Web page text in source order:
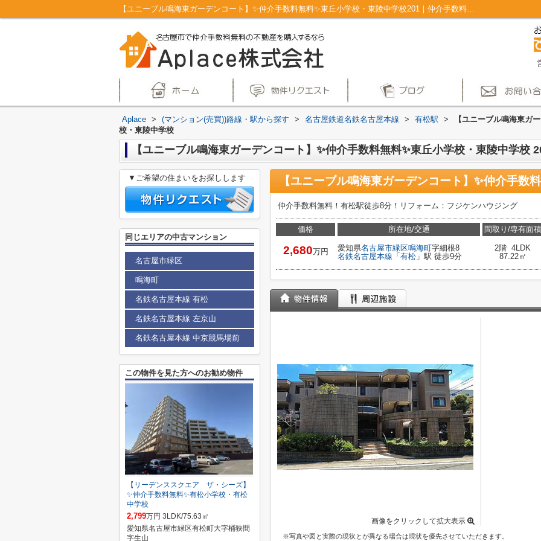
【ユニーブル鳴海東ガーデンコート】✨️仲介手数料無料✨️東丘小学校・東陵中学校201｜仲介手数料無料 火災警報器(報知器) クロゼット バルコニー 対面式キッチン｜仲介手数料無料！名古屋市で新築戸建てを探すならAplace
Aplace > (マンション(売買))路線・駅から探す > 名古屋鉄道名鉄名古屋本線 > 有松駅 >
【ユニーブル鳴海東ガ
校・東陵中学校
【ユニーブル鳴海東ガーデンコート】✨️仲介手数料無料✨️東丘小学校・東陵中学校
仲介手数料無料！有松駅徒歩8分！リフォーム：フジケンハウジング
価格
2,680万円
所在地/交通
愛知県名古屋市緑区鳴海町字細根8
名鉄名古屋本線 「 有松 」駅 徒歩9分
間取り/専有面積
2階 4LDK
87.22㎡
画像をクリックして拡大表示
※写真や図と実際の現状とが異なる場合は現状を優先させていただきます。
▼ご希望の住まいをお探しします
同じエリアの中古マンション
名古屋市緑区
鳴海町
名鉄名古屋本線 有松
名鉄名古屋本線 左京山
名鉄名古屋本線 中京競馬場前
この物件を見た方へのお勧め物件
【リーデンススクエア ザ・シーズ】
✨️仲介手数料無料✨️有松小学校・有松
中学校
2,799万円 3LDK/75.63㎡
愛知県名古屋市緑区有松町大字桶狭間
字生山